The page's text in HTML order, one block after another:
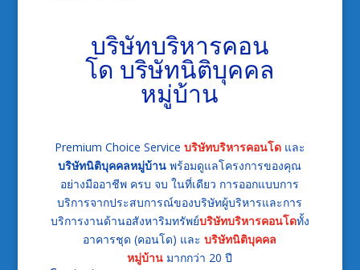
บริษัทบริหารคอน
โด บริษัทนิติบุคคล
หมู่บ้าน
Premium Choice Service บริษัทบริหารคอนโดและ
บริษัทนิติบุคคลหมู่บ้าน พร้อมดูแลโครงการของคุณ
อย่างมืออาชีพ ครบ จบ ในที่เดียว การออกแบบการ
บริการจากประสบการณ์ของบริษัทผู้บริหารและการ
บริการงานด้านอสังหาริมทรัพย์บริษัทบริหารคอนโดทั้ง
อาคารชุด (คอนโด) และบริษัทนิติบุคคล
หมู่บ้าน มากกว่า 20 ปี